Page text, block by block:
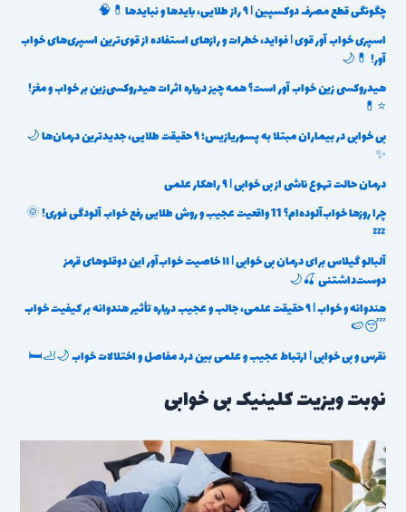
چگونگی قطع مصرف دوکسپین | ۹ راز طلایی، بایدها و نبایدها💊🧠
اسپری خواب آور قوی | فواید، خطرات و رازهای استفاده از قوی‌ترین اسپری‌های خواب
آور! 💊🌙
هیدروکسی زین خواب آور است؟ همه چیز درباره اثرات هیدروکسی‌زین بر خواب و مغز!
⭐💊
بی خوابی در بیماران مبتلا به پسوریازیس؛ ۹ حقیقت طلایی، جدیدترین درمان‌ها 🌙
✨
درمان حالت تهوع ناشی از بی خوابی | ۹ راهکار علمی
چرا روزها خواب‌آلوده‌ام؟ 11 واقعیت عجیب و روش طلایی رفع خواب آلودگی فوری! 🌞
💤
آلبالو گیلاس برای درمان بی خوابی | ۱۱ خاصیت خواب‌آور این دوقلوهای قرمز
دوست‌داشتنی 🍒🌙
هندوانه و خواب | ۹ حقیقت علمی، جالب و عجیب درباره تأثیر هندوانه بر کیفیت خواب
😴🍉
نقرس و بی خوابی | ارتباط عجیب و علمی بین درد مفاصل و اختلالات خواب 🌙🦶🛏️
نوبت ویزیت کلینیک بی خوابی